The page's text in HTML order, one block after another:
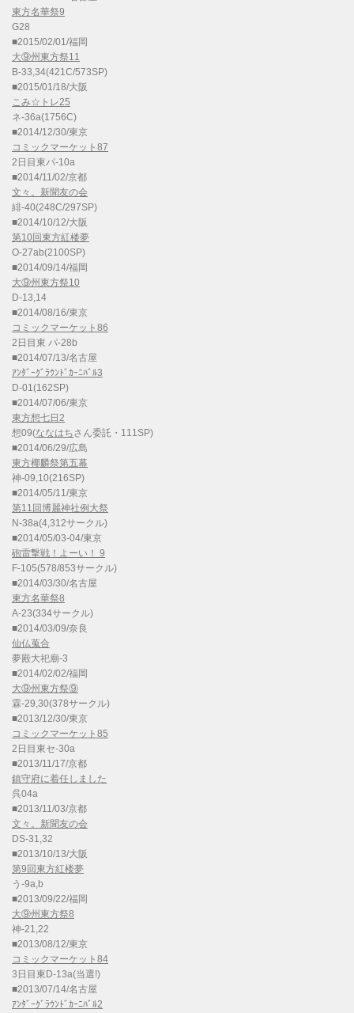
東方名華祭9
G28
■2015/02/01/福岡
大⑨州東方祭11
B-33,34(421C/573SP)
■2015/01/18/大阪
こみ☆トレ25
ネ-36a(1756C)
■2014/12/30/東京
コミックマーケット87
2日目東パ-10a
■2014/11/02/京都
文々。新聞友の会
緋-40(248C/297SP)
■2014/10/12/大阪
第10回東方紅楼夢
O-27ab(2100SP)
■2014/09/14/福岡
大⑨州東方祭10
D-13,14
■2014/08/16/東京
コミックマーケット86
2日目東 パ-28b
■2014/07/13/名古屋
ｱﾝﾀﾞｰｸﾞﾗｳﾝﾄﾞｶｰﾆﾊﾞﾙ3
D-01(162SP)
■2014/07/06/東京
東方想七日2
想09(ななはちさん委託・111SP)
■2014/06/29/広島
東方椰麟祭第五幕
神-09,10(216SP)
■2014/05/11/東京
第11回博麗神社例大祭
N-38a(4,312サークル)
■2014/05/03-04/東京
砲雷撃戦！よーい！ 9
F-105(578/853サークル)
■2014/03/30/名古屋
東方名華祭8
A-23(334サークル)
■2014/03/09/奈良
仙仏蒐合
夢殿大祀廟-3
■2014/02/02/福岡
大⑨州東方祭⑨
霖-29,30(378サークル)
■2013/12/30/東京
コミックマーケット85
2日目東セ-30a
■2013/11/17/京都
鎮守府に着任しました
呉04a
■2013/11/03/京都
文々。新聞友の会
DS-31,32
■2013/10/13/大阪
第9回東方紅楼夢
う-9a,b
■2013/09/22/福岡
大⑨州東方祭8
神-21,22
■2013/08/12/東京
コミックマーケット84
3日目東D-13a(当選!)
■2013/07/14/名古屋
ｱﾝﾀﾞｰｸﾞﾗｳﾝﾄﾞｶｰﾆﾊﾞﾙ2